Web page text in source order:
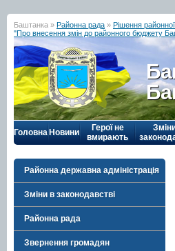
Баштанка » Районна рада » Рішення
"Про внесення змін до районного бюджету
Головна Новини
Герої не
вмирають
Районна державна адміністрація
Зміни в законодавстві
Районна рада
Звернення громадян